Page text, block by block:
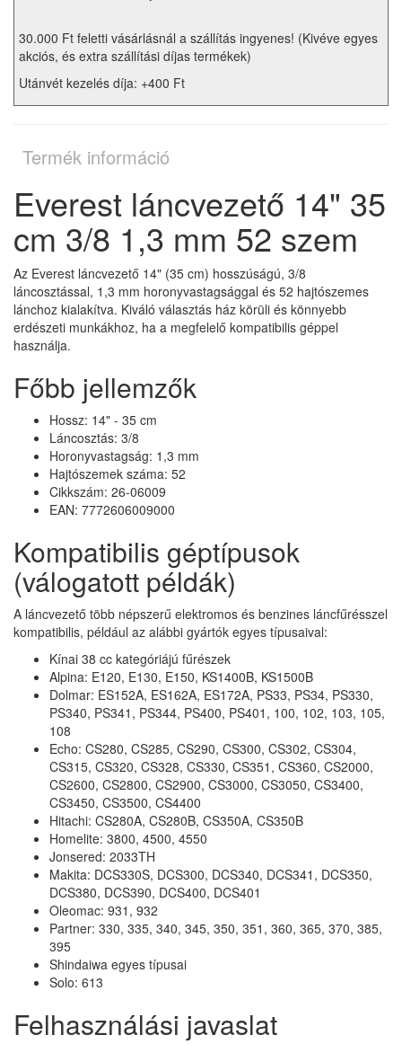
30.000 Ft feletti vásárlásnál a szállítás ingyenes! (Kivéve egyes
akciós, és extra szállítási díjas termékek)
Utánvét kezelés díja: +400 Ft
Termék információ
Everest láncvezető 14" 35
cm 3/8 1,3 mm 52 szem
Az Everest láncvezető 14" (35 cm) hosszúságú, 3/8
láncosztással, 1,3 mm horonyvastagsággal és 52 hajtószemes
lánchoz kialakítva. Kiváló választás ház körüli és könnyebb
erdészeti munkákhoz, ha a megfelelő kompatibilis géppel
használja.
Főbb jellemzők
Hossz: 14" - 35 cm
Láncosztás: 3/8
Horonyvastagság: 1,3 mm
Hajtószemek száma: 52
Cikkszám: 26-06009
EAN: 7772606009000
Kompatibilis géptípusok
(válogatott példák)
A láncvezető több népszerű elektromos és benzines láncfűrésszel
kompatibilis, például az alábbi gyártók egyes típusaival:
Kínai 38 cc kategóriájú fűrészek
Alpina: E120, E130, E150, KS1400B, KS1500B
Dolmar: ES152A, ES162A, ES172A, PS33, PS34, PS330,
PS340, PS341, PS344, PS400, PS401, 100, 102, 103, 105,
108
Echo: CS280, CS285, CS290, CS300, CS302, CS304,
CS315, CS320, CS328, CS330, CS351, CS360, CS2000,
CS2600, CS2800, CS2900, CS3000, CS3050, CS3400,
CS3450, CS3500, CS4400
Hitachi: CS280A, CS280B, CS350A, CS350B
Homelite: 3800, 4500, 4550
Jonsered: 2033TH
Makita: DCS330S, DCS300, DCS340, DCS341, DCS350,
DCS380, DCS390, DCS400, DCS401
Oleomac: 931, 932
Partner: 330, 335, 340, 345, 350, 351, 360, 365, 370, 385,
395
Shindaiwa egyes típusai
Solo: 613
Felhasználási javaslat